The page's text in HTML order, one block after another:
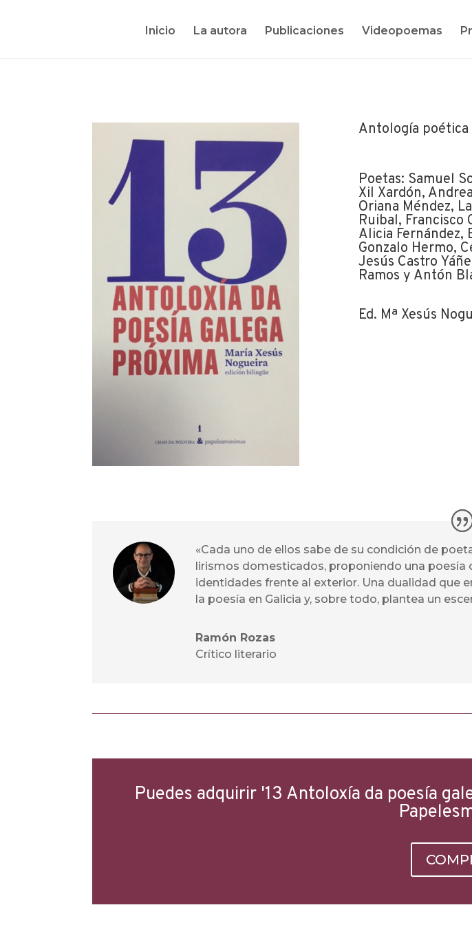
Inicio La autora Publicaciones Videopoemas
Antología poética
Poetas: Samuel
Xil Xardón,
Oriana Méndez,
Ruibal, Francisco
Alicia Fernández,
Gonzalo Hermo,
Jesús Castro
Ramos y Antón
Ed. Mª Xesús
«Cada uno de ellos sabe de su condición de
lirismos domesticados, proponiendo una
identidades frente al exterior. Una dualidad que
la poesía en Galicia y, sobre todo, plantea un
Ramón Rozas
Crítico literario
Puedes adquirir '13 Antoloxía da poesía